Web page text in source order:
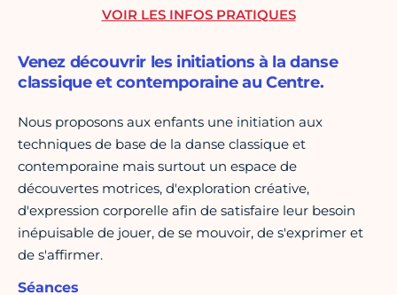
Venez découvrir les initiations à la danse
classique et contemporaine au Centre.
Nous proposons aux enfants une initiation aux
techniques de base de la danse classique et
contemporaine mais surtout un espace de
découvertes motrices, d'exploration créative,
d'expression corporelle afin de satisfaire leur besoin
inépuisable de jouer, de se mouvoir, de s'exprimer et
de s'affirmer.
Séances
VOIR LES INFOS PRATIQUES